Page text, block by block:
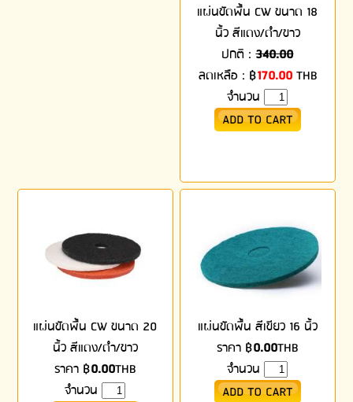
แผ่นขัดพื้น CW ขนาด 18
นิ้ว สีแดง/ดำ/ขาว
ปกติ :340.00
ลดเหลือ : ฿170.00THB
จำนวน
แผ่นขัดพื้น CW ขนาด 20
นิ้ว สีแดง/ดำ/ขาว
ราคา ฿0.00THB
จำนวน
แผ่นขัดพื้น สีเขียว 16 นิ้ว
ราคา ฿0.00THB
จำนวน